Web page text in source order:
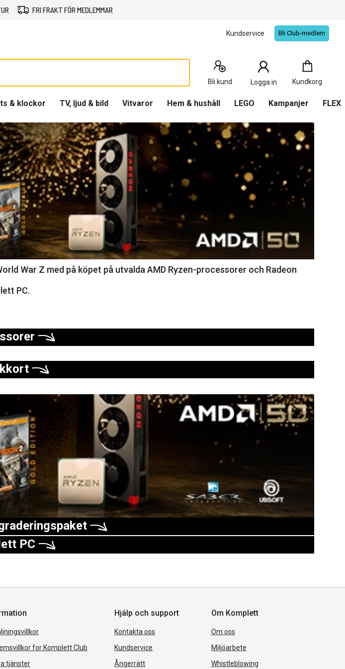
FRI FRAKT FÖR MEDLEMMAR
Kundservice Bli Club-medlem
Bli kund Logga in Kundkorg
Kundkorg
0
Produkter
& klockor TV, ljud & bild Vitvaror Hem & hushåll LEGO Kampanjer FLEX
War Z med på köpet på utvalda AMD Ryzen-processorer och Radeon
PC.
PC
for Komplett Club
tjänster
Hjälp och support
Kontakta oss
Kundservice
Ångerrätt
Om Komplett
Om oss
Miljöarbete
Whistleblowing